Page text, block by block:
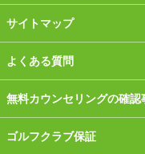
サイトマップ
よくある質問
無料カウンセリングの確認
ゴルフクラブ保証